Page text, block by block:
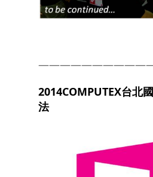
2014COMPUTEX台北
法